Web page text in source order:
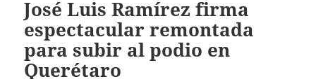
José Luis Ramírez firma
espectacular remontada
para subir al podio en
Querétaro